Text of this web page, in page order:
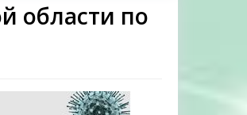
области по